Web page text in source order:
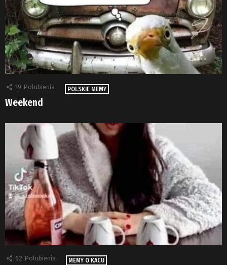
19 Polubienia POLSKIE MEMY
Weekend
62 Polubienia MEMY O KACU